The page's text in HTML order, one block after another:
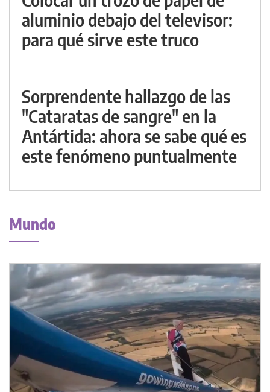
aluminio debajo del televisor:
para qué sirve este truco
Sorprendente hallazgo de las
"Cataratas de sangre" en la
Antártida: ahora se sabe qué es
este fenómeno puntualmente
Mundo